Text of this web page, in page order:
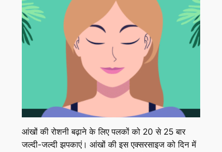
आंखों की रोशनी बढ़ाने के लिए पलकों को 20 से 25 बार
जल्दी-जल्दी झपकाएं। आंखों की इस एक्सरसाइज को दिन में